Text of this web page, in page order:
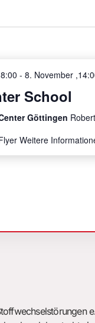
-8. November
School
Göttingen
Weitere